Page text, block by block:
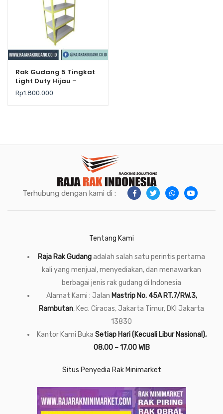
Rak Gudang 5 Tingkat
Light Duty Hijau –
Krisbow
Rp1.800.000
Terhubung dengan kami di :
Tentang Kami
Raja Rak Gudangadalah salah satu perintis pertama
kali yang menjual, menyediakan, dan menawarkan
berbagai jenis rak gudang di Indonesia
Alamat Kami : Jalan Mastrip No. 45A RT.7/RW.3,
Rambutan, Kec. Ciracas, Jakarta Timur, DKI Jakarta
13830
Kantor Kami Buka Setiap Hari (Kecuali Libur Nasional),
08.00 – 17.00 WIB
Situs Penyedia Rak Minimarket